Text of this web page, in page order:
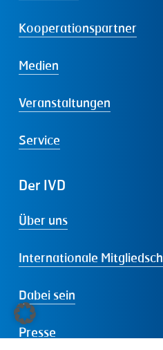
Kooperationspartner
Medien
Veranstaltungen
Service
Der IVD
Über uns
Internationale
Dabei sein
Presse